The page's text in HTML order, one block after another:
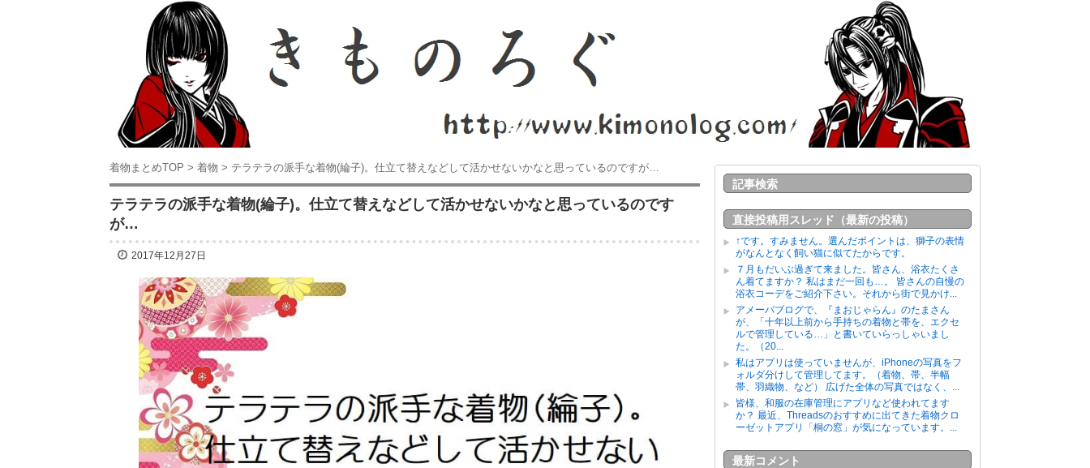
着物まとめTOP > 着物 > テラテラの派手な着物(綸子)。仕立て替えなどして活かせないかなと思っているのですが…
テラテラの派手な着物(綸子)。仕立て替えなどして活かせないかなと思っているのです
が…
2017年12月27日
記事検索
直接投稿用スレッド（最新の投稿）
↑です。すみません。選んだポイントは、獅子の表情
がなんとなく飼い猫に似てたからです。
７月もだいぶ過ぎて来ました。皆さん、浴衣たくさ
ん着てますか？ 私はまだ一回も…。 皆さんの自慢の
浴衣コーデをご紹介下さい。それから街で見かけ...
アメーバブログで、『まおじゃらん』のたまさん
が、「十年以上前から手持ちの着物と帯を、エクセ
ルで管理している…」と書いていらっしゃいまし
た。（20...
私はアプリは使っていませんが、iPhoneの写真をフ
ォルダ分けして管理してます。（着物、帯、半幅
帯、羽織物、など） 広げた全体の写真ではなく、...
皆様、和服の在庫管理にアプリなど使われてます
か？ 最近、Threadsのおすすめに出てきた着物クロ
ーゼットアプリ「桐の窓」が気になっています。...
最新コメント